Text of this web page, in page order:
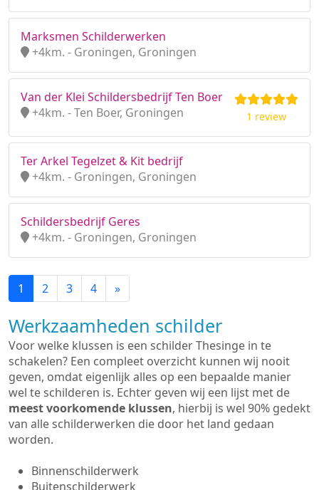
Marksmen Schilderwerken
+4km. - Groningen, Groningen
Van der Klei Schildersbedrijf Ten Boer
+4km. - Ten Boer, Groningen
1 review
Ter Arkel Tegelzet & Kit bedrijf
+4km. - Groningen, Groningen
Schildersbedrijf Geres
+4km. - Groningen, Groningen
1 2 3 4 »
Werkzaamheden schilder
Voor welke klussen is een schilder Thesinge in te
schakelen? Een compleet overzicht kunnen wij nooit
geven, omdat eigenlijk alles op een bepaalde manier
wel te schilderen is. Echter geven wij een lijst met de
meest voorkomende klussen, hierbij is wel 90% gedekt
van alle schilderwerken die door het land gedaan
worden.
Binnenschilderwerk
Buitenschilderwerk